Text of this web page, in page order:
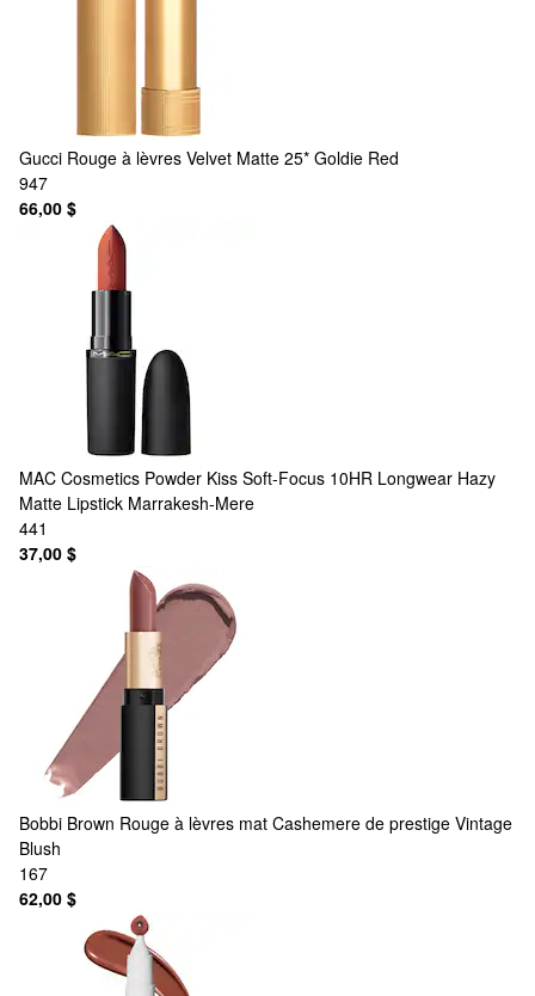
Gucci Rouge à lèvres Velvet Matte 25* Goldie Red
947
66,00 $
MAC Cosmetics Powder Kiss Soft-Focus 10HR Longwear Hazy
Matte Lipstick Marrakesh-Mere
441
37,00 $
Bobbi Brown Rouge à lèvres mat Cashemere de prestige Vintage
Blush
167
62,00 $